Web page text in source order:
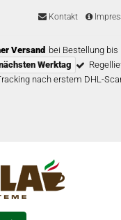
Kontakt
Versand bei Bestellung bis
Werktag
nach erstem DHL-